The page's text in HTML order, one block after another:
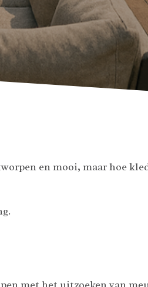
en mooi, maar hoe
met het uitzoeken van